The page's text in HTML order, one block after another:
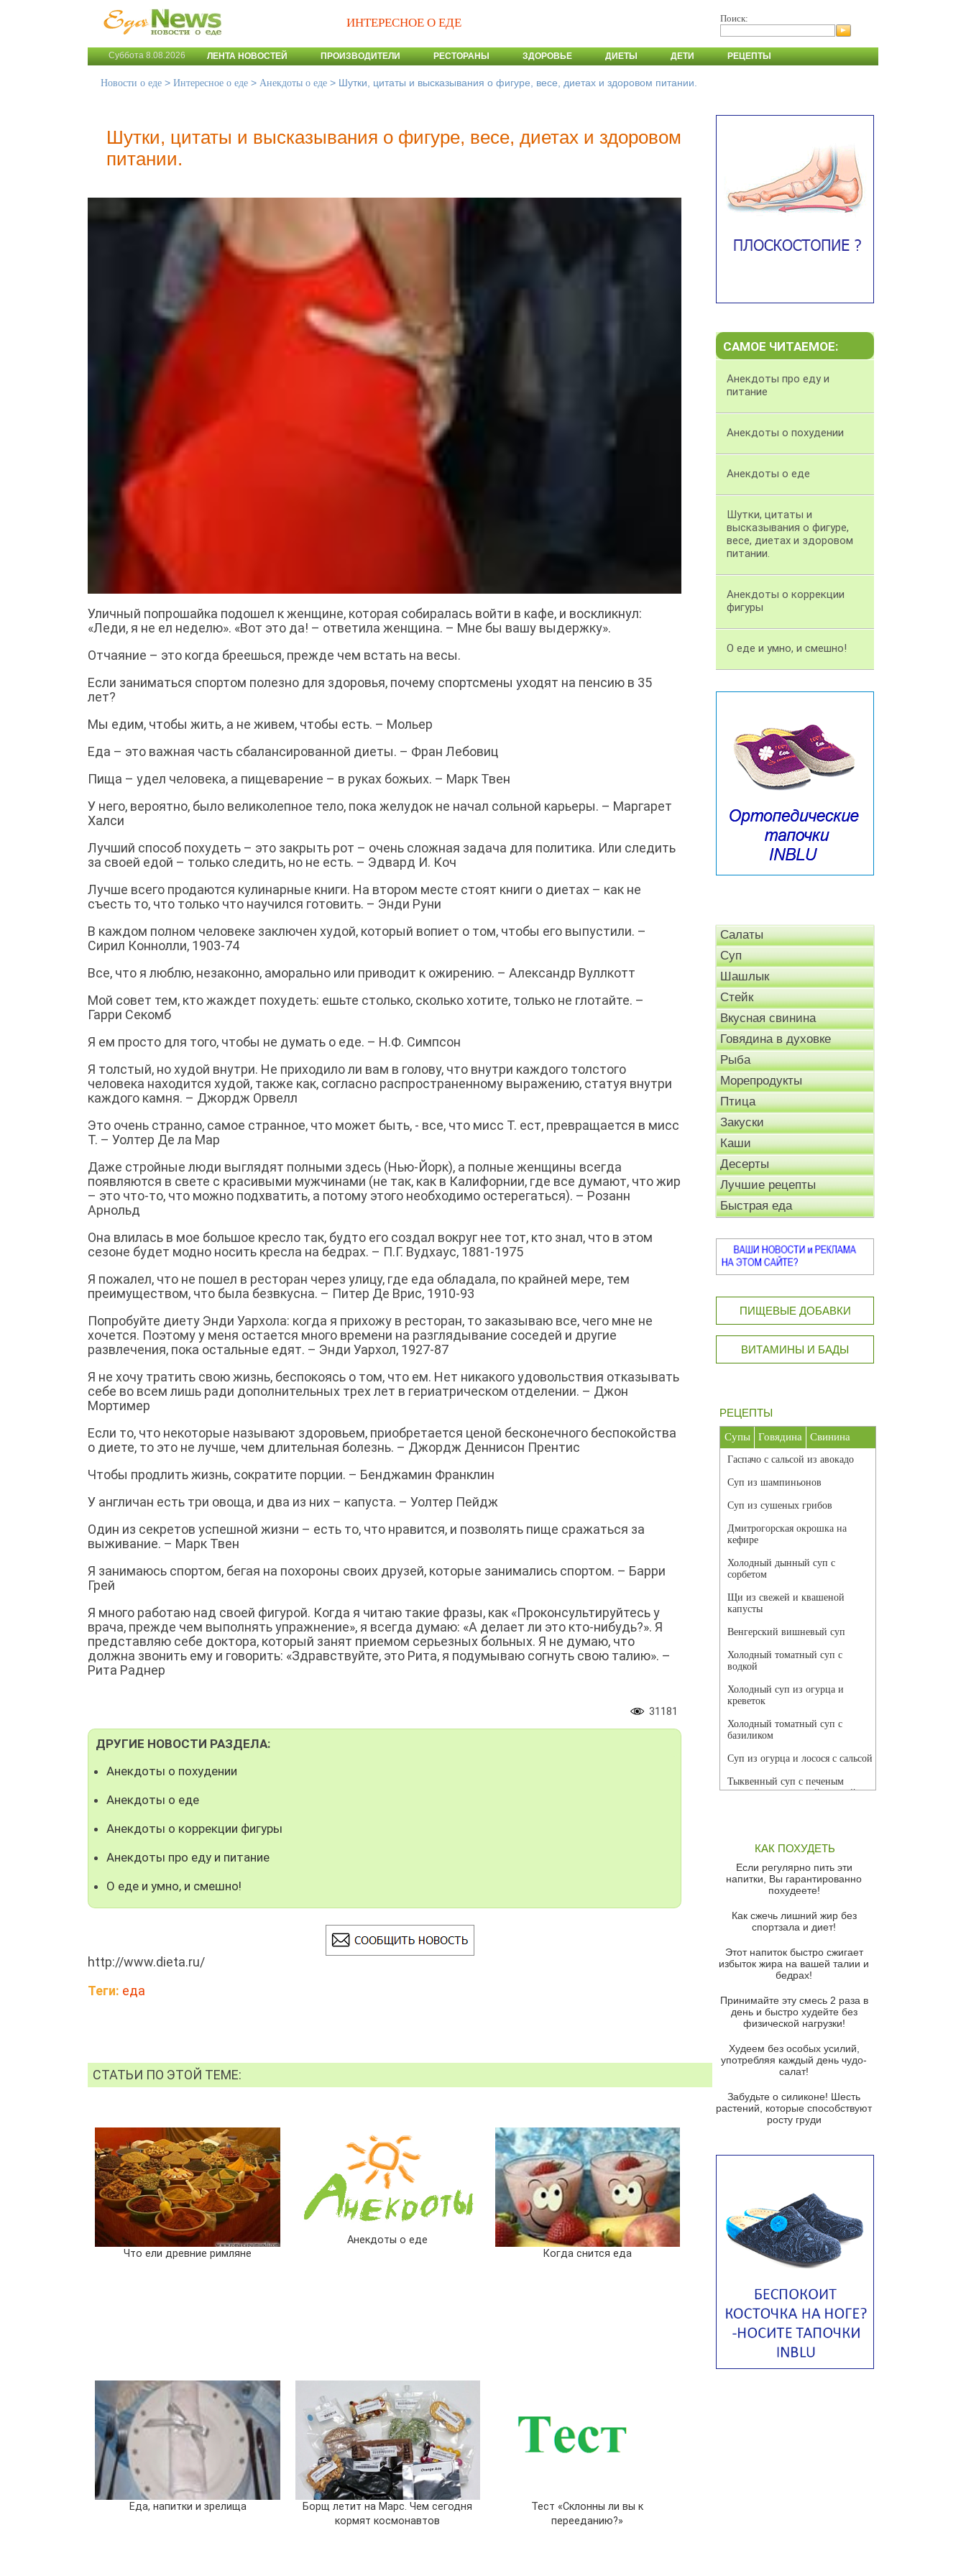
ИНТЕРЕСНОЕ О ЕДЕ Поиск:
Суббота 8.08.2026 ЛЕНТА НОВОСТЕЙ ПРОИЗВОДИТЕЛИ РЕСТОРАНЫ ЗДОРОВЬЕ ДИЕТЫ ДЕТИ РЕЦЕПТЫ
Новости о еде > Интересное о еде > Анекдоты о еде > Шутки, цитаты и высказывания о фигуре, весе, диетах и здоровом питании.
Шутки, цитаты и высказывания о фигуре, весе, диетах и здоровом
питании.
Уличный попрошайка подошел к женщине, которая собиралась войти в кафе, и воскликнул:
«Леди, я не ел неделю». «Вот это да! – ответила женщина. – Мне бы вашу выдержку».
Отчаяние – это когда бреешься, прежде чем встать на весы.
Если заниматься спортом полезно для здоровья, почему спортсмены уходят на пенсию в 35
лет?
Мы едим, чтобы жить, а не живем, чтобы есть. – Мольер
Еда – это важная часть сбалансированной диеты. – Фран Лебовиц
Пища – удел человека, а пищеварение – в руках божьих. – Марк Твен
У него, вероятно, было великолепное тело, пока желудок не начал сольной карьеры. – Маргарет
Халси
Лучший способ похудеть – это закрыть рот – очень сложная задача для политика. Или следить
за своей едой – только следить, но не есть. – Эдвард И. Коч
Лучше всего продаются кулинарные книги. На втором месте стоят книги о диетах – как не
съесть то, что только что научился готовить. – Энди Руни
В каждом полном человеке заключен худой, который вопиет о том, чтобы его выпустили. –
Сирил Коннолли, 1903-74
Все, что я люблю, незаконно, аморально или приводит к ожирению. – Александр Вуллкотт
Мой совет тем, кто жаждет похудеть: ешьте столько, сколько хотите, только не глотайте. –
Гарри Секомб
Я ем просто для того, чтобы не думать о еде. – Н.Ф. Симпсон
Я толстый, но худой внутри. Не приходило ли вам в голову, что внутри каждого толстого
человека находится худой, также как, согласно распространенному выражению, статуя внутри
каждого камня. – Джордж Орвелл
Это очень странно, самое странное, что может быть, - все, что мисс Т. ест, превращается в мисс
Т. – Уолтер Де ла Мар
Даже стройные люди выглядят полными здесь (Нью-Йорк), а полные женщины всегда
появляются в свете с красивыми мужчинами (не так, как в Калифорнии, где все думают, что жир
– это что-то, что можно подхватить, а потому этого необходимо остерегаться). – Розанн
Арнольд
Она влилась в мое большое кресло так, будто его создал вокруг нее тот, кто знал, что в этом
сезоне будет модно носить кресла на бедрах. – П.Г. Вудхаус, 1881-1975
Я пожалел, что не пошел в ресторан через улицу, где еда обладала, по крайней мере, тем
преимуществом, что была безвкусна. – Питер Де Врис, 1910-93
Попробуйте диету Энди Уархола: когда я прихожу в ресторан, то заказываю все, чего мне не
хочется. Поэтому у меня остается много времени на разглядывание соседей и другие
развлечения, пока остальные едят. – Энди Уархол, 1927-87
Я не хочу тратить свою жизнь, беспокоясь о том, что ем. Нет никакого удовольствия отказывать
себе во всем лишь ради дополнительных трех лет в гериатрическом отделении. – Джон
Мортимер
Если то, что некоторые называют здоровьем, приобретается ценой бесконечного беспокойства
о диете, то это не лучше, чем длительная болезнь. – Джордж Деннисон Прентис
Чтобы продлить жизнь, сократите порции. – Бенджамин Франклин
У англичан есть три овоща, и два из них – капуста. – Уолтер Пейдж
Один из секретов успешной жизни – есть то, что нравится, и позволять пище сражаться за
выживание. – Марк Твен
Я занимаюсь спортом, бегая на похороны своих друзей, которые занимались спортом. – Барри
Грей
Я много работаю над своей фигурой. Когда я читаю такие фразы, как «Проконсультируйтесь у
врача, прежде чем выполнять упражнение», я всегда думаю: «А делает ли это кто-нибудь?». Я
представляю себе доктора, который занят приемом серьезных больных. Я не думаю, что
должна звонить ему и говорить: «Здравствуйте, это Рита, я подумываю согнуть свою талию». –
Рита Раднер
31181
ДРУГИЕ НОВОСТИ РАЗДЕЛА:
Анекдоты о похудении
Анекдоты о еде
Анекдоты о коррекции фигуры
Анекдоты про еду и питание
О еде и умно, и смешно!
http://www.dieta.ru/
Теги: еда
СТАТЬИ ПО ЭТОЙ ТЕМЕ:
Что ели древние римляне
Анекдоты о еде
Когда снится еда
Еда, напитки и зрелища
Борщ летит на Марс. Чем сегодня
кормят космонавтов
Тест «Склонны ли вы к
перееданию?»
САМОЕ ЧИТАЕМОЕ:
Анекдоты про еду и
питание
Анекдоты о похудении
Анекдоты о еде
Шутки, цитаты и
высказывания о фигуре,
весе, диетах и здоровом
питании.
Анекдоты о коррекции
фигуры
О еде и умно, и смешно!
Салаты
Суп
Шашлык
Стейк
Вкусная свинина
Говядина в духовке
Рыба
Морепродукты
Птица
Закуски
Каши
Десерты
Лучшие рецепты
Быстрая еда
ПИЩЕВЫЕ ДОБАВКИ
ВИТАМИНЫ И БАДЫ
РЕЦЕПТЫ
Супы Говядина Свинина
Гаспачо с сальсой из авокадо
Суп из шампиньонов
Суп из сушеных грибов
Дмитрогорская окрошка на
кефире
Холодный дынный суп с
сорбетом
Щи из свежей и квашеной
капусты
Венгерский вишневый суп
Холодный томатный суп с
водкой
Холодный суп из огурца и
креветок
Холодный томатный суп с
базиликом
Суп из огурца и лосося с сальсой
Тыквенный суп с печеным
чесноком и томатной сальсой
красного перца
Парижский луковый суп
Суп из спаржи и горошка с
Суп-крем из цветной капусты
Французский луковый суп
Суп из баклажанов с моцареллой
Грибной крем-суп с кростини с
козьим сыром
Суп мисо с зеленым луком и
тофу
из рукколы
Португальский чесночный суп с
Ирландский картофельный суп
Суп из пастернака
Пряный морковный суп во время
зимних холодов
Американский суп из красной
фасоли с сальсой гуакамоле
Острый чечевичный суп с
кремом из петрушки
Суп с лапшой рамен в
КАК ПОХУДЕТЬ
Если регулярно пить эти
напитки, Вы гарантированно
похудеете!
Как сжечь лишний жир без
спортзала и диет!
Этот напиток быстро сжигает
избыток жира на вашей талии и
бедрах!
Принимайте эту смесь 2 раза в
день и быстро худейте без
физической нагрузки!
Худеем без особых усилий,
употребляя каждый день чудо-
салат!
Забудьте о силиконе! Шесть
растений, которые способствуют
росту груди